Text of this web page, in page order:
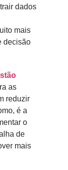
dados
mais
decisão
as
reduzir
é a
o
de
mais